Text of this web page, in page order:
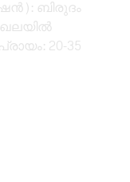
ബിരുദം
20-35